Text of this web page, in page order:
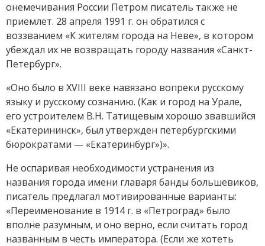
онемечивания России Петром писатель также не
приемлет. 28 апреля 1991 г. он обратился с
воззванием «К жителям города на Неве», в котором
убеждал их не возвращать городу названия «Санкт-
Петербург».
«Оно было в XVIII веке навязано вопреки русскому
языку и русскому сознанию. (Как и город на Урале,
его устроителем В.Н. Татищевым хорошо звавшийся
«Екатерининск», был утвержден петербургскими
бюрократами — «Екатеринбург»)».
Не оспаривая необходимости устранения из
названия города имени главаря банды большевиков,
писатель предлагал мотивированные варианты:
«Переименование в 1914 г. в «Петроград» было
вполне разумным, и оно верно, если считать город
названным в честь императора. (Если же хотеть